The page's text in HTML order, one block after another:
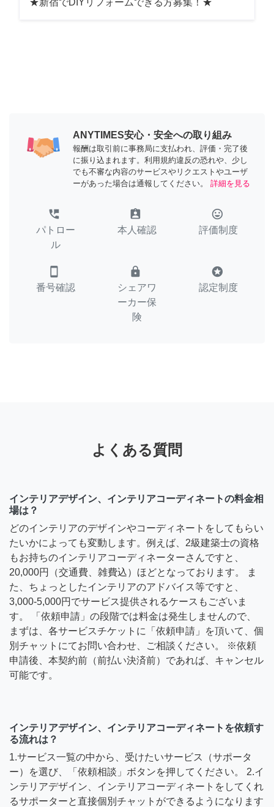
ANYTIMES安心・安全への取り組み
報酬は取引前に事務局に支払われ、評価・完了後
に振り込まれます。利用規約違反の恐れや、少し
でも不審な内容のサービスやリクエストやユーザ
ーがあった場合は通報してください。
詳細を見る
perm_phone_msg
パトロー
ル
assignment_ind
本人確認
tag_faces
評価制度
smartphone
番号確認
lock
シェアワ
ーカー保
険
stars
認定制度
よくある質問
インテリアデザイン、インテリアコーディネートの料金相
場は？
どのインテリアのデザインやコーディネートをしてもらい
たいかによっても変動します。例えば、2級建築士の資格
もお持ちのインテリアコーディネーターさんですと、
20,000円（交通費、雑費込）ほどとなっております。 ま
た、ちょっとしたインテリアのアドバイス等ですと、
3,000-5,000円でサービス提供されるケースもございま
す。 「依頼申請」の段階では料金は発生しませんので、
まずは、各サービスチケットに「依頼申請」を頂いて、個
別チャットにてお問い合わせ、ご相談ください。 ※依頼
申請後、本契約前（前払い決済前）であれば、キャンセル
可能です。
インテリアデザイン、インテリアコーディネートを依頼す
る流れは？
1.サービス一覧の中から、受けたいサービス（サポータ
ー）を選び、「依頼相談」ボタンを押してください。 2.イ
ンテリアデザイン、インテリアコーディネートをしてくれ
るサポーターと直接個別チャットができるようになります